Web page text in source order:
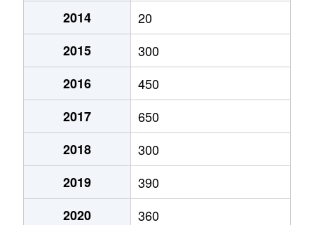
2014
20
2015
300
2016
450
2017
650
2018
300
2019
390
2020
360